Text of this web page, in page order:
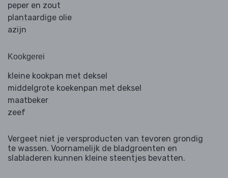
peper en zout
plantaardige olie
azijn
Kookgerei
kleine kookpan met deksel
middelgrote koekenpan met deksel
maatbeker
zeef
Vergeet niet je versproducten van tevoren grondig
te wassen. Voornamelijk de bladgroenten en
slabladeren kunnen kleine steentjes bevatten.